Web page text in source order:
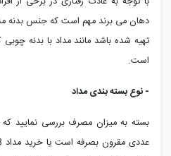
دهان می برند مهم است که جنس بدنه
تهیه شده باشد مانند مداد با بدنه
است.
- نوع بسته بندی مداد
بسته به میزان مصرف بررسی نمایید که
عددی مقرون بصرفه است یا خرید مداد